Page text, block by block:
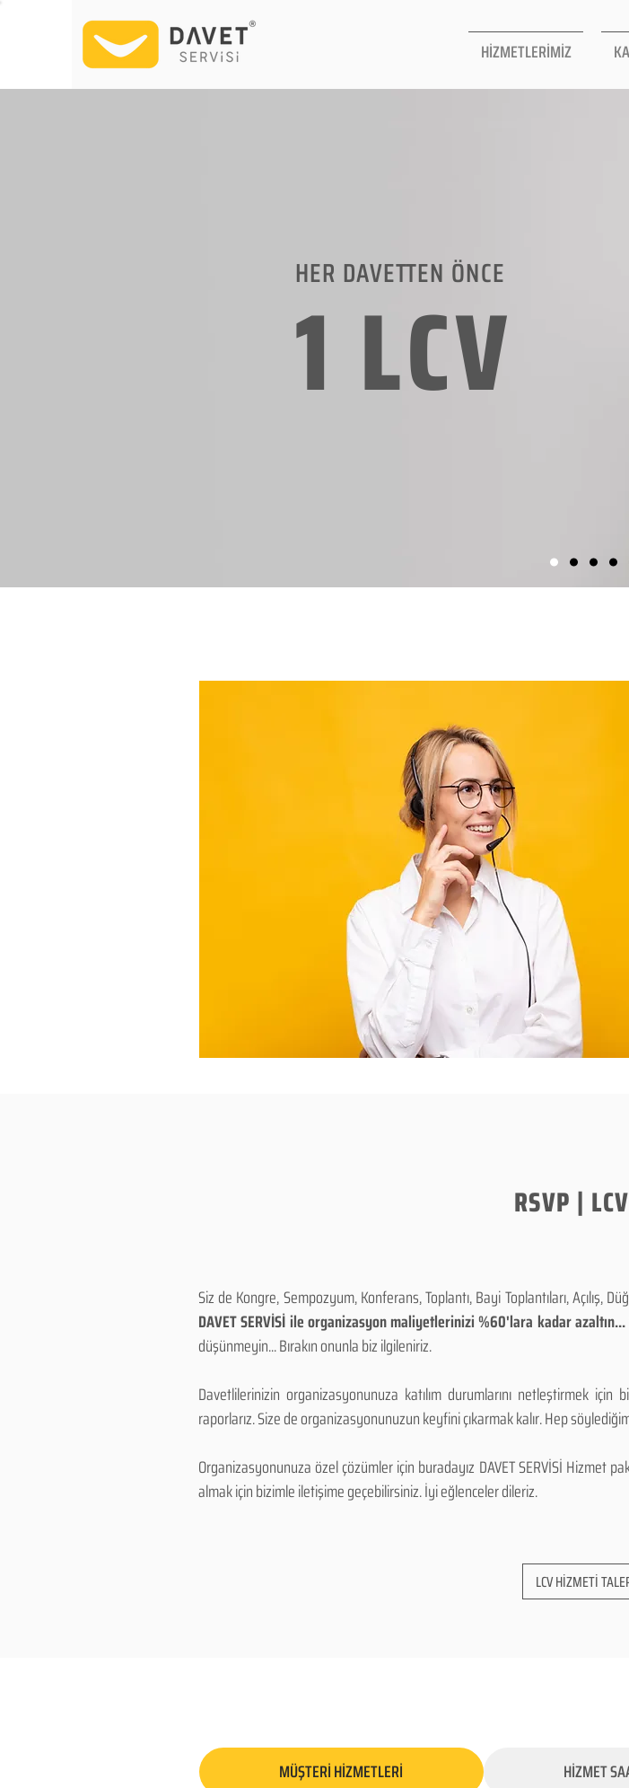
HİZMETLERİMİZ
HER DAVETTEN ÖNCE
1 LCV
RSVP |
Siz de Kongre, Sempozyum, Konferans, Toplantı, Bayi Toplantıları,
DAVET SERVİSİ ile organizasyon maliyetlerinizi %60'lara kadar azaltın...
düşünmeyin... Bırakın onunla biz ilgileniriz.
Davetlilerinizin organizasyonunuza katılım durumlarını netleştirmek
raporlarız. Size de organizasyonunuzun keyfini çıkarmak kalır. Hep
Organizasyonunuza özel çözümler için buradayız DAVET SERVİSİ Hizmet
almak için bizimle iletişime geçebilirsiniz. İyi eğlenceler dileriz.
LCV HİZMETİ
MÜŞTERİ HİZMETLERİ HİZMET